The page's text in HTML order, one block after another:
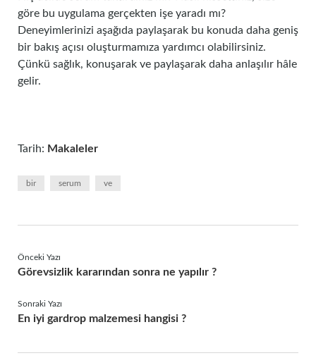
göre bu uygulama gerçekten işe yaradı mı?
Deneyimlerinizi aşağıda paylaşarak bu konuda daha geniş
bir bakış açısı oluşturmamıza yardımcı olabilirsiniz.
Çünkü sağlık, konuşarak ve paylaşarak daha anlaşılır hâle
gelir.
Tarih: Makaleler
bir serum ve
Önceki Yazı
Görevsizlik kararından sonra ne yapılır ?
Sonraki Yazı
En iyi gardrop malzemesi hangisi ?